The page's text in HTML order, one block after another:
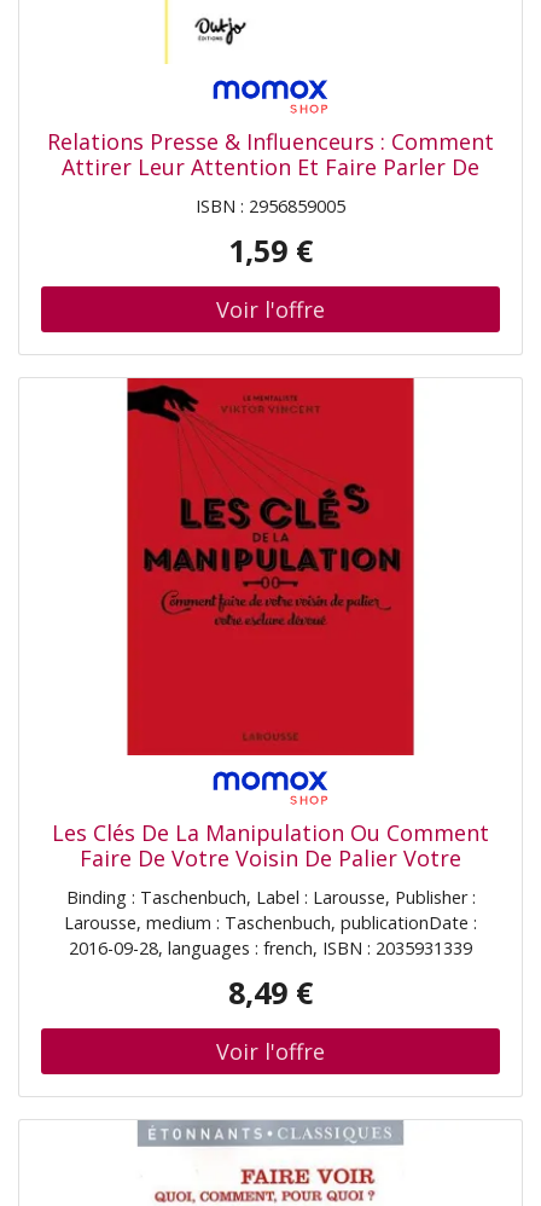
Relations Presse & Influenceurs : Comment
Attirer Leur Attention Et Faire Parler De
ISBN : 2956859005
1,59 €
Les Clés De La Manipulation Ou Comment
Faire De Votre Voisin De Palier Votre
Esclave Dévoué
Binding : Taschenbuch, Label : Larousse, Publisher :
Larousse, medium : Taschenbuch, publicationDate :
2016-09-28, languages : french, ISBN : 2035931339
8,49 €